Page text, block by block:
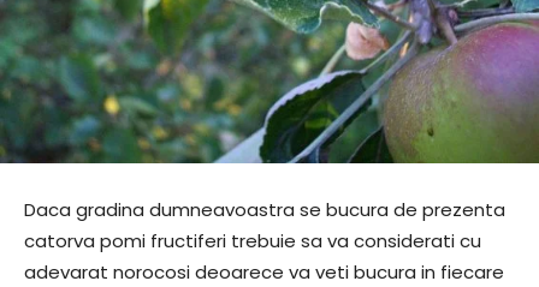
Daca gradina dumneavoastra se bucura de prezenta
catorva pomi fructiferi trebuie sa va considerati cu
adevarat norocosi deoarece va veti bucura in fiecare